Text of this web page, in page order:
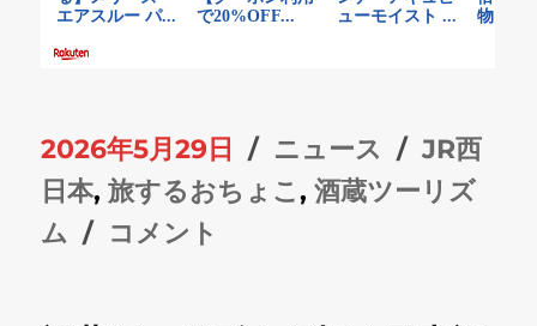
投
稿
日:
2026年5月29日
カ
テ
ニュース
タ
グ
JR西
日本,旅するおちょこ,酒蔵ツーリズ
ム
日
コメント